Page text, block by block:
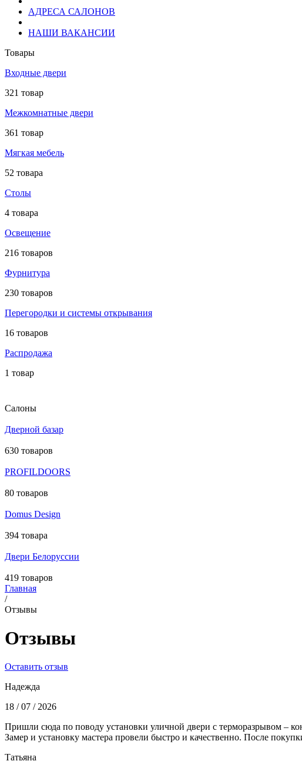
АДРЕСА САЛОНОВ
НАШИ ВАКАНСИИ
Товары
Входные двери
321 товар
Межкомнатные двери
361 товар
Мягкая мебель
52 товара
Столы
4 товара
Освещение
216 товаров
Фурнитура
230 товаров
Перегородки и системы открывания
16 товаров
Распродажа
1 товар
Салоны
Дверной базар
630 товаров
PROFILDOORS
80 товаров
Domus Design
394 товара
Двери Белоруссии
419 товаров
Главная
/
Отзывы
Отзывы
Оставить отзыв
Надежда
18 / 07 / 2026
Пришли сюда по поводу установки уличной двери с терморазрывом –
Замер и установку мастера провели быстро и качественно. После
Татьяна